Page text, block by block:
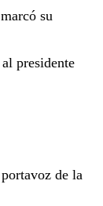
su
presidente
de la